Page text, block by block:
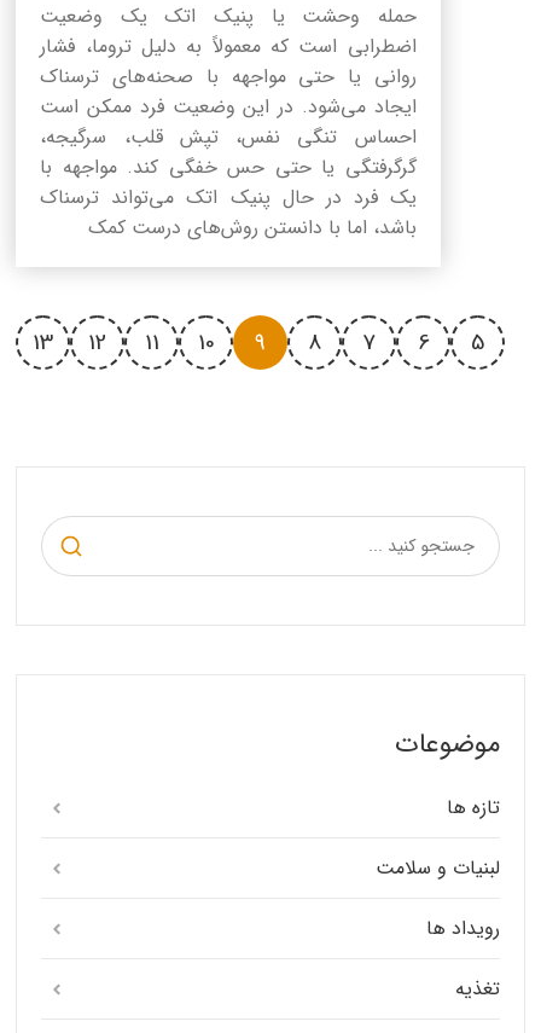
حمله وحشت یا پنیک اتک یک وضعیت
اضطرابی است که معمولاً به دلیل تروما، فشار
روانی یا حتی مواجهه با صحنه‌های ترسناک
ایجاد می‌شود. در این وضعیت فرد ممکن است
احساس تنگی نفس، تپش قلب، سرگیجه،
گرگرفتگی یا حتی حس خفگی کند. مواجهه با
یک فرد در حال پنیک اتک می‌تواند ترسناک
باشد، اما با دانستن روش‌های درست کمک
5
6
7
8
9
10
11
12
13
موضوعات
تازه ها
لبنیات و سلامت
رویداد ها
تغذیه